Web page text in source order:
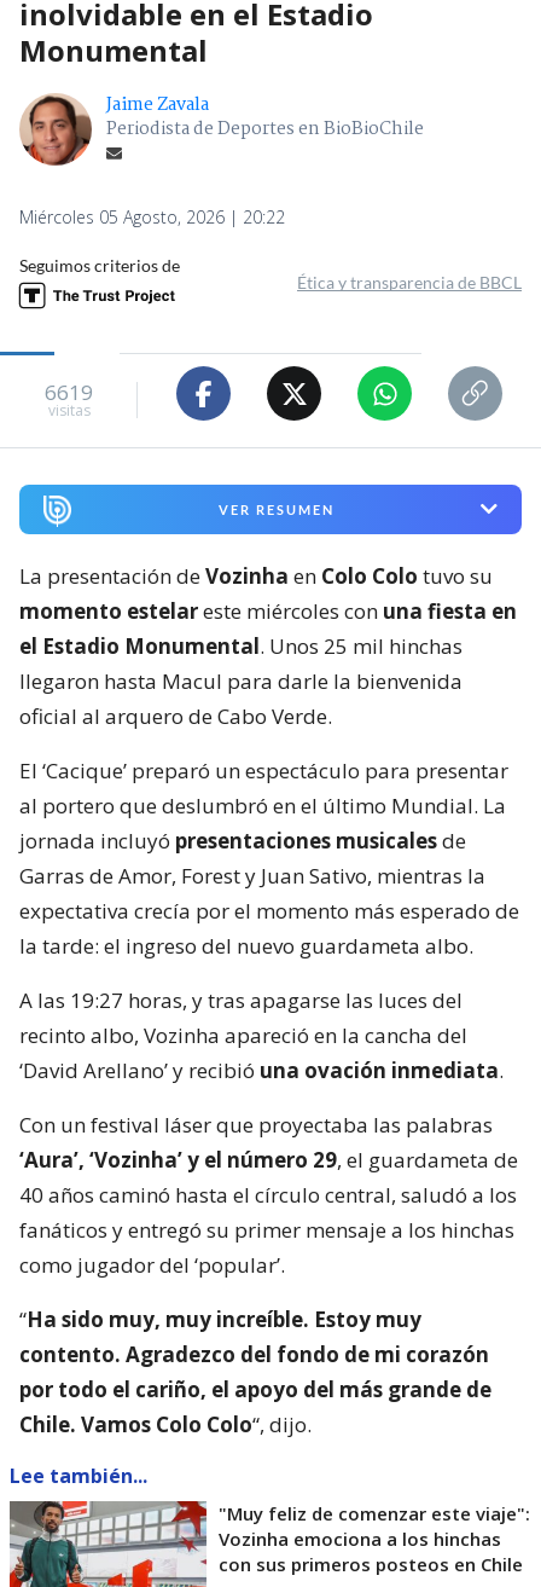
inolvidable en el Estadio
Monumental
Jaime Zavala
Periodista de Deportes en BioBioChile
Miércoles 05 Agosto, 2026 | 20:22
Seguimos criterios de
Ética y transparencia de BBCL
6619
visitas
VER RESUMEN
La presentación deVozinha en Colo Colo tuvo su
momento estelareste miércoles con una fiesta en
el Estadio Monumental. Unos 25 mil hinchas
llegaron hasta Macul para darle la bienvenida
oficial al arquero de Cabo Verde.
El ‘Cacique’ preparó un espectáculo para presentar
al portero que deslumbró en el último Mundial. La
jornada incluyó presentaciones musicalesde
Garras de Amor, Forest y Juan Sativo, mientras la
expectativa crecía por el momento más esperado de
la tarde: el ingreso del nuevo guardameta albo.
A las 19:27 horas, y tras apagarse las luces del
recinto albo, Vozinha apareció en la cancha del
‘David Arellano’ y recibió una ovación inmediata.
Con un festival láser que proyectaba las palabras
‘Aura’, ‘Vozinha’ y el número 29, el guardameta de
40 años caminó hasta el círculo central, saludó a los
fanáticos y entregó su primer mensaje a los hinchas
como jugador del ‘popular’.
“Ha sido muy, muy increíble. Estoy muy
contento. Agradezco del fondo de mi corazón
por todo el cariño, el apoyo del más grande de
Chile. Vamos Colo Colo“, dijo.
Lee también...
"Muy feliz de comenzar este viaje":
Vozinha emociona a los hinchas
con sus primeros posteos en Chile